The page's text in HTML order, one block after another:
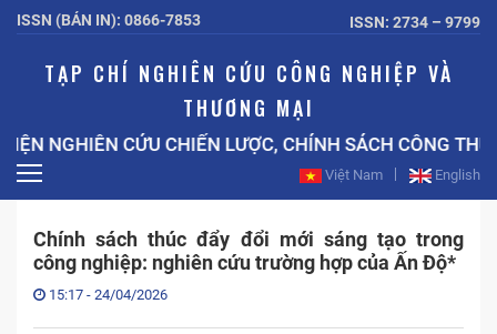
ISSN (BẢN IN): 0866-7853 ISSN: 2734 – 9799
TẠP CHÍ NGHIÊN CỨU CÔNG NGHIỆP VÀ
THƯƠNG MẠI
CỨU CHIẾN LƯỢC, CHÍNH SÁCH CÔNG THƯƠNG BỘ
Việt Nam English
Chính sách thúc đẩy đổi mới sáng tạo trong
công nghiệp: nghiên cứu trường hợp của Ấn Độ*
15:17 - 24/04/2026